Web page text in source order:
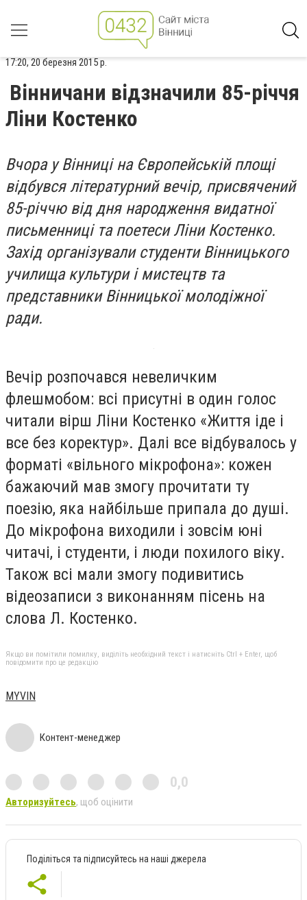
17:20, 20 березня 2015 р.
Вінничани відзначили 85-річчя
Ліни Костенко
Вчора у Вінниці на Європейській площі
відбувся літературний вечір, присвячений
85-річчю від дня народження видатної
письменниці та поетеси Ліни Костенко.
Захід організували студенти Вінницького
училища культури і мистецтв та
представники Вінницької молодіжної
ради.
Вечір розпочався невеличким
флешмобом: всі присутні в один голос
читали вірш Ліни Костенко «Життя іде і
все без коректур». Далі все відбувалось у
форматі «вільного мікрофона»: кожен
бажаючий мав змогу прочитати ту
поезію, яка найбільше припала до душі.
До мікрофона виходили і зовсім юні
читачі, і студенти, і люди похилого віку.
Також всі мали змогу подивитись
відеозаписи з виконанням пісень на
слова Л. Костенко.
Якщо ви помітили помилку, виділіть необхідний текст і натисніть Ctrl + Enter, щоб
повідомити про це редакцію
MYVIN
Контент-менеджер
0,0
Авторизуйтесь, щоб оцінити
Поділіться та підписуйтесь на наші джерела